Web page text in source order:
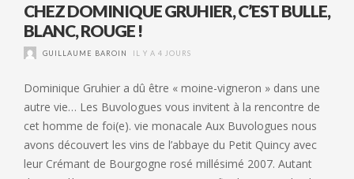
CHEZ DOMINIQUE GRUHIER, C’EST BULLE,
BLANC, ROUGE !
GUILLAUME BAROIN IL Y A 4 JOURS
Dominique Gruhier a dû être « moine-vigneron » dans une
autre vie… Les Buvologues vous invitent à la rencontre de
cet homme de foi(e). vie monacale Aux Buvologues nous
avons découvert les vins de l’abbaye du Petit Quincy avec
leur Crémant de Bourgogne rosé millésimé 2007. Autant